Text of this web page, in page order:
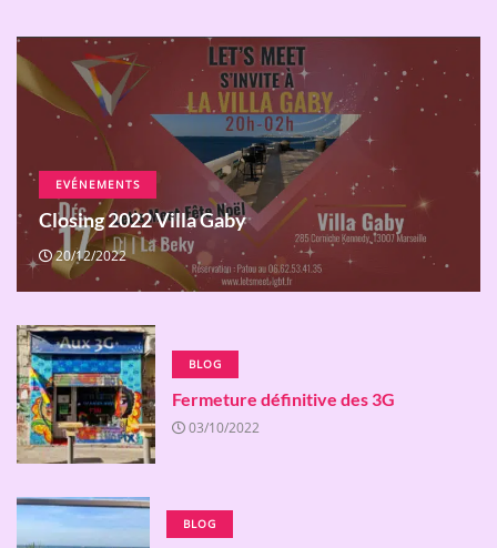
EVÉNEMENTS
Closing 2022 Villa Gaby
20/12/2022
BLOG
Fermeture définitive des 3G
03/10/2022
BLOG